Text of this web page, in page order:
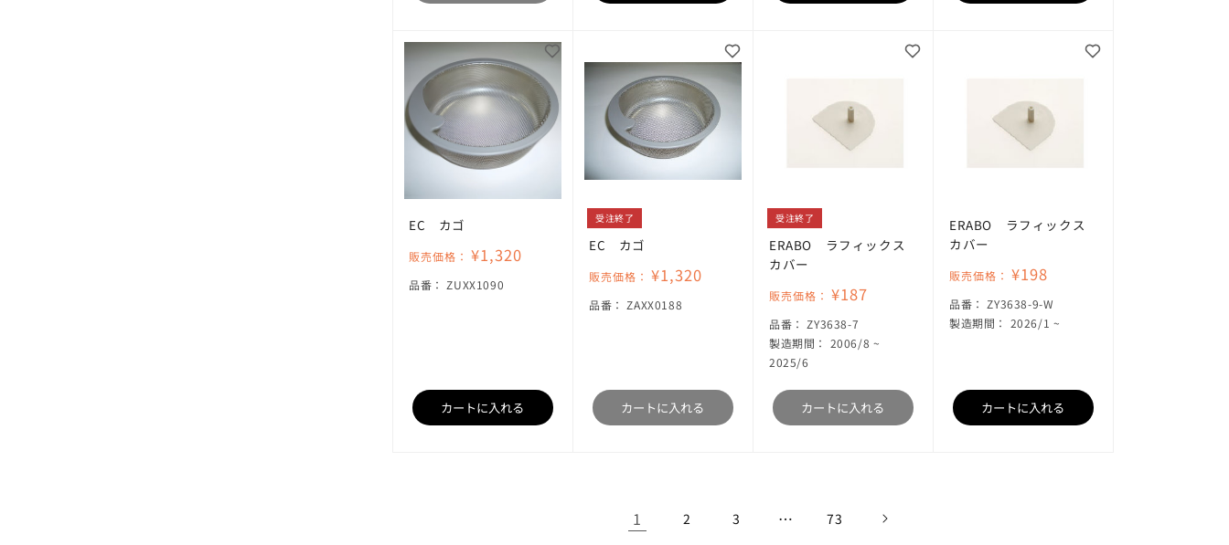
EC カゴ
販売価格： ¥1,320
品番： SKU:
ZUXX1090
カートに入れる
受注終了
EC カゴ
販売価格： ¥1,320
品番： SKU:
ZAXX0188
カートに入れる
受注終了
ERABO ラフィックス
カバー
販売価格： ¥187
品番： SKU:
ZY3638-7
製造期間： 2006/8 ~
2025/6
カートに入れる
ERABO ラフィックス
カバー
販売価格： ¥198
品番： SKU:
ZY3638-9-W
製造期間： 2026/1 ~
カートに入れる
1 2 3 … 73